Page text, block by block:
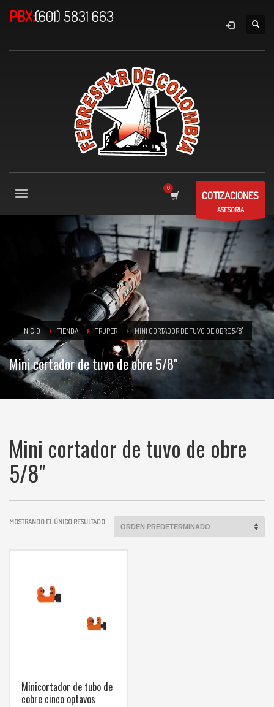
PBX:(601) 5831 663
COTIZACIONES
ASESORIA
INICIO TIENDA TRUPER MINI CORTADOR DE TUVO DE OBRE 5/8"
Mini cortador de tuvo de obre 5/8"
Mini cortador de tuvo de obre
5/8"
MOSTRANDO EL ÚNICO RESULTADO
Minicortador de tubo de
cobre cinco optavos